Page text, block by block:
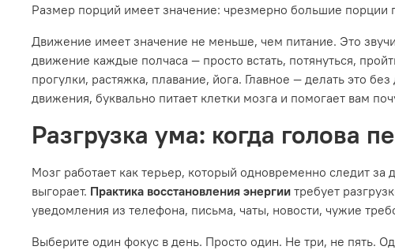
Размер порций имеет значение: чрезмерно большие
Движение имеет значение не меньше, чем питание. Это
движение каждые полчаса — просто встать, потянуться,
прогулки, растяжка, плавание, йога. Главное — делать это
движения, буквально питает клетки мозга и помогает вам
Разгрузка ума: когда голова
Мозг работает как терьер, который одновременно следит за
выгорает. Практика восстановления энергии требует
уведомления из телефона, письма, чаты, новости, чужие
Выберите один фокус в день. Просто один. Не три, не пять.